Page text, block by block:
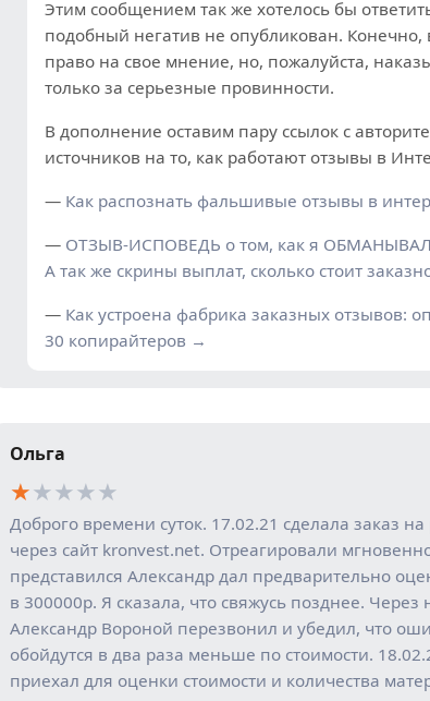
Этим сообщением так же хотелось бы
подобный негатив не опубликован. Конечно,
право на свое мнение, но, пожалуйста,
только за серьезные провинности.
В дополнение оставим пару ссылок с
источников на то, как работают отзывы в
— Как распознать фальшивые отзывы в
— ОТЗЫВ-ИСПОВЕДЬ о том, как я
А так же скрины выплат, сколько стоит
— Как устроена фабрика заказных отзывов:
30 копирайтеров →
Ольга
★★★★★
Доброго времени суток. 17.02.21 сделала заказ
через сайт kronvest.net. Отреагировали
представился Александр дал предварительно
в 300000р. Я сказала, что свяжусь позднее. Через
Александр Вороной перезвонил и убедил, что
обойдутся в два раза меньше по стоимости.
приехал для оценки стоимости и количества